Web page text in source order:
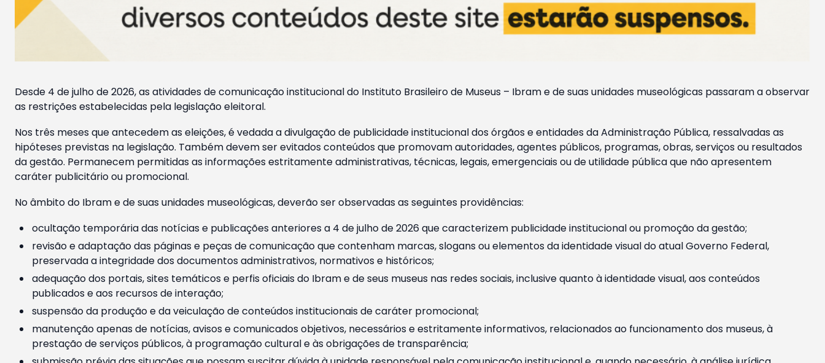
Desde 4 de julho de 2026, as atividades de comunicação institucional do Instituto Brasileiro de Museus – Ibram e de suas unidades museológicas passaram a observar
as restrições estabelecidas pela legislação eleitoral.
Nos três meses que antecedem as eleições, é vedada a divulgação de publicidade institucional dos órgãos e entidades da Administração Pública, ressalvadas as
hipóteses previstas na legislação. Também devem ser evitados conteúdos que promovam autoridades, agentes públicos, programas, obras, serviços ou resultados
da gestão. Permanecem permitidas as informações estritamente administrativas, técnicas, legais, emergenciais ou de utilidade pública que não apresentem
caráter publicitário ou promocional.
No âmbito do Ibram e de suas unidades museológicas, deverão ser observadas as seguintes providências:
ocultação temporária das notícias e publicações anteriores a 4 de julho de 2026 que caracterizem publicidade institucional ou promoção da gestão;
revisão e adaptação das páginas e peças de comunicação que contenham marcas, slogans ou elementos da identidade visual do atual Governo Federal,
preservada a integridade dos documentos administrativos, normativos e históricos;
adequação dos portais, sites temáticos e perfis oficiais do Ibram e de seus museus nas redes sociais, inclusive quanto à identidade visual, aos conteúdos
publicados e aos recursos de interação;
suspensão da produção e da veiculação de conteúdos institucionais de caráter promocional;
manutenção apenas de notícias, avisos e comunicados objetivos, necessários e estritamente informativos, relacionados ao funcionamento dos museus, à
prestação de serviços públicos, à programação cultural e às obrigações de transparência;